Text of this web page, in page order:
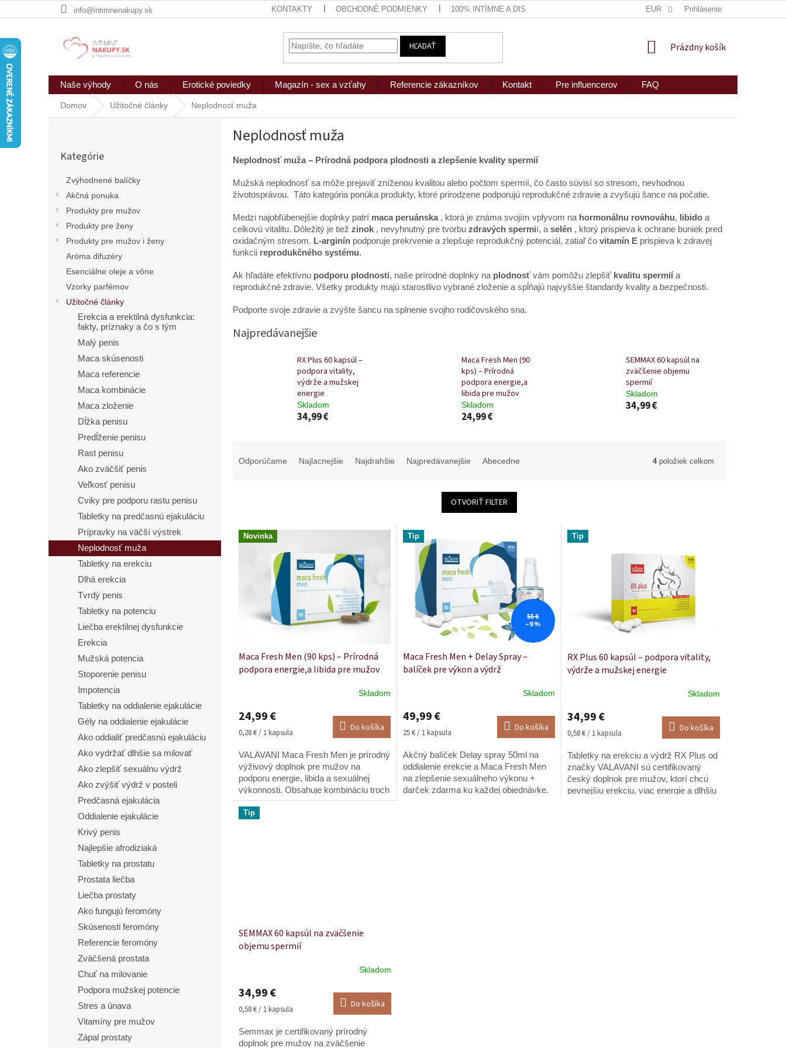
na
info@intimnenakupy.sk KONTAKTY OBCHODNÉ PODMIENKY 100% INTÍMNE A DISKRÉTNE ZASLANIE MAPA SERVERU 2PEOPLE S.R.O.
EUR Prihlásenie
HĽADAŤ
NÁKUPNÝ
Prázdny košík
Naše výhody O nás Erotické poviedky Magazín - sex a vzťahy Referencie zákazníkov Kontakt Pre influencerov FAQ
Domov Užitočné články Neplodnosť muža
kategórie
Kategórie
Zvýhodnené balíčky
Akčná ponuka
Produkty pre mužov
Produkty pre ženy
Produkty pre mužov i ženy
Aróma difuzéry
Esenciálne oleje a vône
Vzorky parfémov
Užitočné články
Erekcia a erektilná dysfunkcia:
fakty, príznaky a čo s tým
Malý penis
Maca skúsenosti
Maca referencie
Maca kombinácie
Maca zloženie
Dĺžka penisu
Predĺženie penisu
Rast penisu
Ako zväčšiť penis
Veľkosť penisu
Cviky pre podporu rastu penisu
Tabletky na predčasnú ejakuláciu
Prípravky na väčší výstrek
Neplodnosť muža
Tabletky na erekciu
Dlhá erekcia
Tvrdý penis
Tabletky na potenciu
Liečba erektilnej dysfunkcie
Erekcia
Mužská potencia
Stoporenie penisu
Impotencia
Tabletky na oddialenie ejakulácie
Gély na oddialenie ejakulácie
Ako oddialiť predčasnú ejakuláciu
Ako vydržať dlhšie sa milovať
Ako zlepšiť sexuálnu výdrž
Ako zvýšiť výdrž v posteli
Predčasná ejakulácia
Oddialenie ejakulácie
Krivý penis
Najlepšie afrodiziaká
Tabletky na prostatu
Prostata liečba
Liečba prostaty
Ako fungujú feromóny
Skúsenosti feromóny
Referencie feromóny
Zväčšená prostata
Chuť na milovanie
Podpora mužskej potencie
Stres a únava
Vitamíny pre mužov
Zápal prostaty
Neplodnosť muža
Neplodnosť muža – Prírodná podpora plodnosti a zlepšenie kvality spermií
Mužská neplodnosť sa môže prejaviť zníženou kvalitou alebo počtom spermií, čo často súvisí so stresom, nevhodnou
životosprávou. Táto kategória ponúka produkty, ktoré prirodzene podporujú reprodukčné zdravie a zvyšujú šance na počatie.
Medzi najobľúbenejšie doplnky patrí maca peruánska, ktorá je známa svojím vplyvom na hormonálnu rovnováhu, libido a
celkovú vitalitu. Dôležitý je tiež zinok , nevyhnutný pre tvorbu zdravých spermií, a selén , ktorý prispieva k ochrane buniek pred
oxidačným stresom. L-arginín podporuje prekrvenie a zlepšuje reprodukčný potenciál, zatiaľ čo vitamín E prispieva k zdravej
funkcii reprodukčného systému.
Ak hľadáte efektívnu podporu plodnosti, naše prírodné doplnky na plodnosť vám pomôžu zlepšiť kvalitu spermií a
reprodukčné zdravie. Všetky produkty majú starostlivo vybrané zloženie a spĺňajú najvyššie štandardy kvality a bezpečnosti.
Podporte svoje zdravie a zvýšte šancu na splnenie svojho rodičovského sna.
Najpredávanejšie
RX Plus 60 kapsúl –
podpora vitality,
výdrže a mužskej
energie
Skladom
34,99 €
Maca Fresh Men (90
kps) – Prírodná
podpora energie,a
libida pre mužov
Skladom
24,99 €
SEMMAX 60 kapsúl na
zväčšenie objemu
spermií
Skladom
34,99 €
Odporúčame Najlacnejšie Najdrahšie Najpredávanejšie Abecedne 4položiek celkom
OTVORIŤ FILTER
Novinka
Maca Fresh Men (90 kps) – Prírodná
podpora energie,a libida pre mužov
produktu
je
4,9
z
hviezdičiek.
Skladom
24,99 €
Jednotková
0,28 € / 1 kapsula Do košíka
VALAVANI Maca Fresh Men je prírodný
výživový doplnok pre mužov na
podporu energie, libida a sexuálnej
výkonnosti. Obsahuje kombináciu troch
účinných látok – peruánskej macy
(Lepidium meyenii),...
Tip
55 €
–9 %
Maca Fresh Men + Delay Spray –
balíček pre výkon a výdrž
Skladom
49,99 €
Jednotková
25 € / 1 kapsula Do košíka
Akčný balíček Delay spray 50ml na
oddialenie erekcie a Maca Fresh Men
na zlepšenie sexuálneho výkonu +
darček zdarma ku každej objednávke.
Tip
RX Plus 60 kapsúl – podpora vitality,
výdrže a mužskej energie
produktu
je
5,0
z
5
hviezdičiek.
Skladom
34,99 €
Jednotková
0,58 € / 1 kapsula Do košíka
Tabletky na erekciu a výdrž RX Plus od
značky VALAVANI sú certifikovaný
český doplnok pre mužov, ktorí chcú
pevnejšiu erekciu, viac energie a dlhšiu
Tip
SEMMAX 60 kapsúl na zväčšenie
objemu spermií
produktu
je
4,7
z
5
Skladom
34,99 €
Jednotková
0,58 € / 1 kapsula Do košíka
Semmax je certifikovaný prírodný
doplnok pre mužov na zväčšenie